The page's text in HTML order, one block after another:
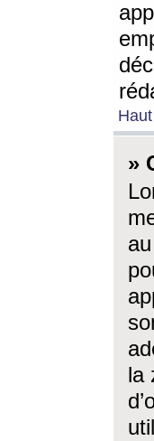
Haut
»
la